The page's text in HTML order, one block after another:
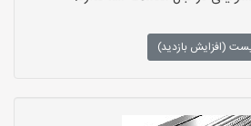
(افزایش بازدید)